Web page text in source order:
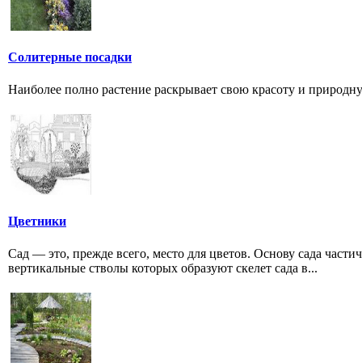
Солитерные посадки
Наиболее полно растение раскрывает свою красоту и
Цветники
Сад — это, прежде всего, место для цветов. Основу сада
вертикальные стволы которых образуют скелет сада в...